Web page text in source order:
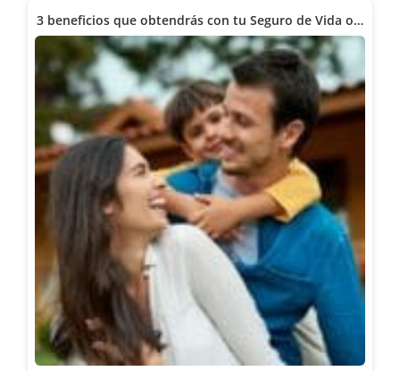
3 beneficios que obtendrás con tu Seguro de Vida o…